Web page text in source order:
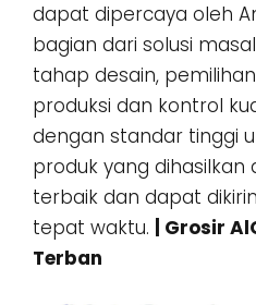
dapat dipercaya oleh
bagian dari solusi
tahap desain,
produksi dan kontrol
dengan standar tinggi
produk yang dihasilkan
terbaik dan dapat
tepat waktu.
| Grosir
Terban